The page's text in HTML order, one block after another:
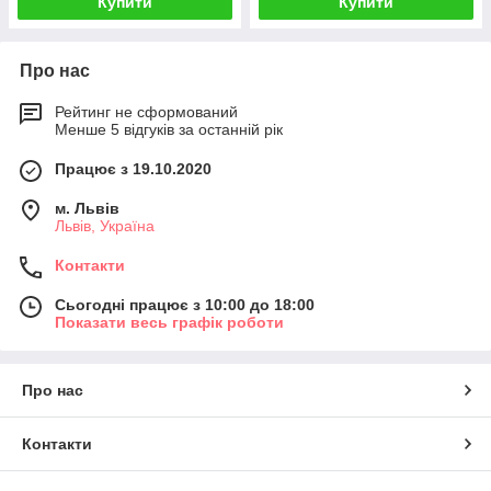
Про нас
Рейтинг не сформований
Менше 5 відгуків за останній рік
Працює з 19.10.2020
м. Львів
Львів, Україна
Контакти
Сьогодні працює з 10:00 до 18:00
Показати весь графік роботи
Про нас
Контакти